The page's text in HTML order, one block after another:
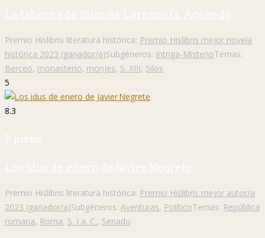
La taberna de Silos de Lorenzo G. Acebedo
Premio Hislibris literatura histórica: Premio Hislibris mejor novela
histórica 2023 (ganador/a)Subgéneros: Intriga-MisterioTemas:
Berceo, monasterio, monjes, S. XIII, Silos
5
8.3
P. plebe
Los idus de enero de Javier Negrete
Premio Hislibris literatura histórica: Premio Hislibris mejor autor/a
2023 (ganador/a)Subgéneros: Aventuras, PolíticoTemas: República
romana, Roma, S. I a. C., Senado